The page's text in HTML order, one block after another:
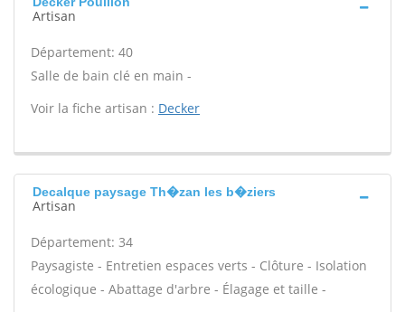
Artisan
Département: 40
Salle de bain clé en main -
Voir la fiche artisan : Decker
Decalque paysage Th�zan les b�ziers
Artisan
Département: 34
Paysagiste - Entretien espaces verts - Clôture - Isolation
écologique - Abattage d'arbre - Élagage et taille -